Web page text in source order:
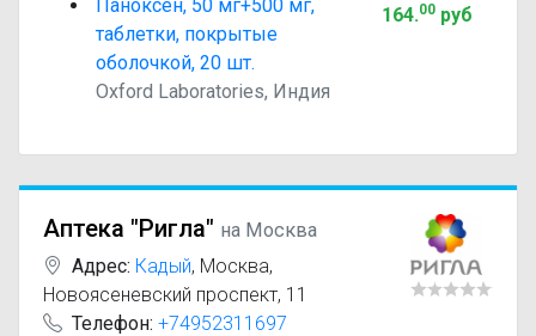
Паноксен, 50 мг+500 мг,
таблетки, покрытые
оболочкой, 20 шт.
Oxford Laboratories, Индия
164.00руб
Аптека "Ригла" на Москва
Адрес: Кадый, Москва,
Новоясеневский проспект, 11
Телефон: +74952311697